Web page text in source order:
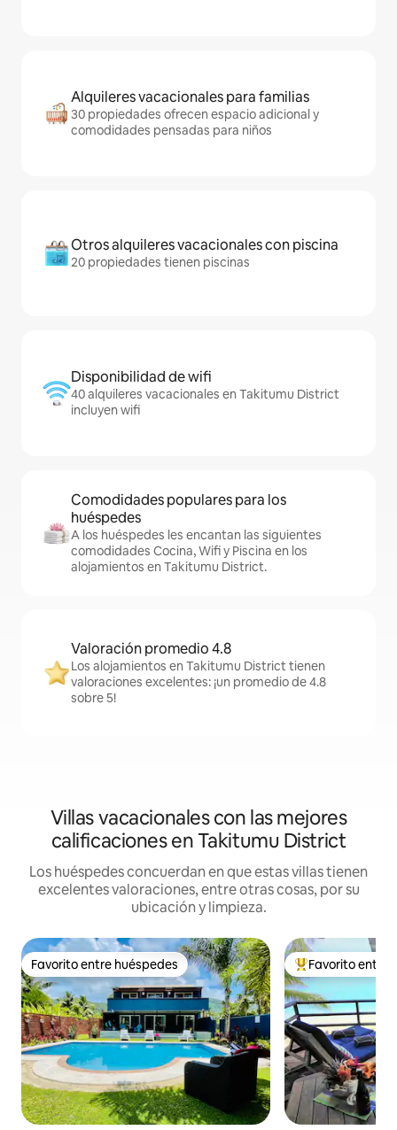
Alquileres vacacionales para familias
30 propiedades ofrecen espacio adicional y
comodidades pensadas para niños
Otros alquileres vacacionales con piscina
20 propiedades tienen piscinas
Disponibilidad de wifi
40 alquileres vacacionales en Takitumu District
incluyen wifi
Comodidades populares para los
huéspedes
A los huéspedes les encantan las siguientes
comodidades Cocina, Wifi y Piscina en los
alojamientos en Takitumu District.
Valoración promedio 4.8
Los alojamientos en Takitumu District tienen
valoraciones excelentes: ¡un promedio de 4.8
sobre 5!
Villas vacacionales con las mejores
calificaciones en Takitumu District
Los huéspedes concuerdan en que estas villas tienen
excelentes valoraciones, entre otras cosas, por su
ubicación y limpieza.
Favorito entre huéspedes
Favorito entre huéspedes Favorito entre
Favorito entre